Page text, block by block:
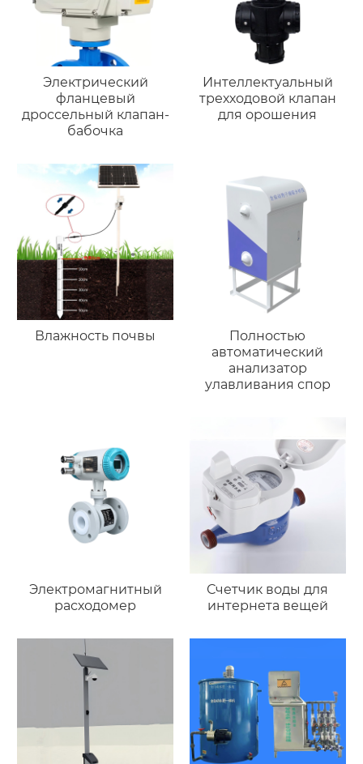
Электрический
фланцевый
дроссельный клапан-
бабочка
Интеллектуальный
трехходовой клапан
для орошения
Влажность почвы
Полностью
автоматический
анализатор
улавливания спор
Электромагнитный
расходомер
Счетчик воды для
интернета вещей